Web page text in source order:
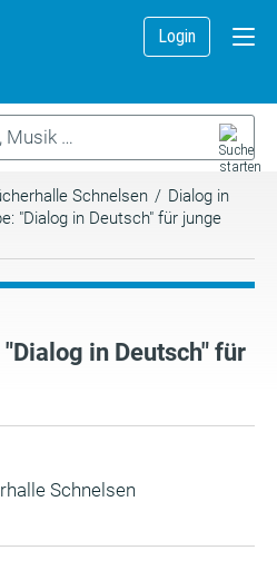
Login
Schnelsen / Dialog in
"Dialog in Deutsch" für junge
in Deutsch" für
Schnelsen